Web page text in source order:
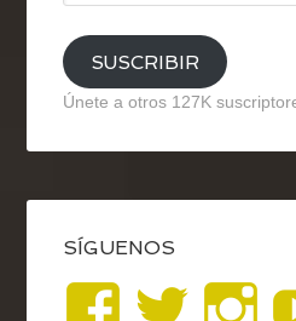
email
SUSCRIBIR
Únete a otros 127K
SÍGUENOS
VerVer